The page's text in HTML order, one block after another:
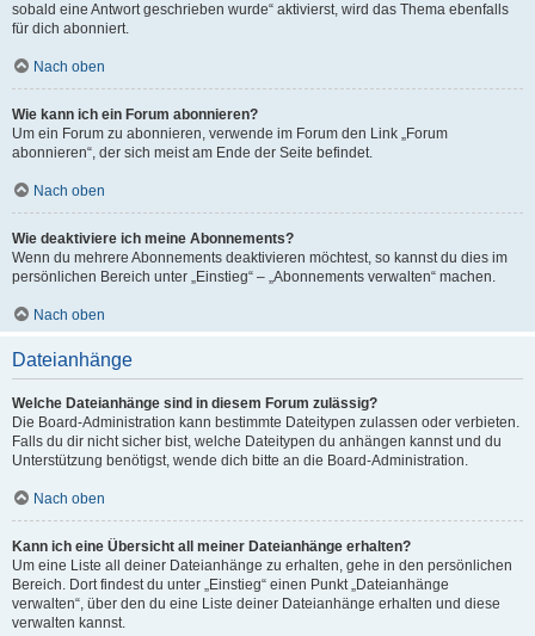
sobald eine Antwort geschrieben wurde“ aktivierst, wird das Thema ebenfalls
für dich abonniert.
Nach oben
Wie kann ich ein Forum abonnieren?
Um ein Forum zu abonnieren, verwende im Forum den Link „Forum
abonnieren“, der sich meist am Ende der Seite befindet.
Nach oben
Wie deaktiviere ich meine Abonnements?
Wenn du mehrere Abonnements deaktivieren möchtest, so kannst du dies im
persönlichen Bereich unter „Einstieg“ – „Abonnements verwalten“ machen.
Nach oben
Dateianhänge
Welche Dateianhänge sind in diesem Forum zulässig?
Die Board-Administration kann bestimmte Dateitypen zulassen oder verbieten.
Falls du dir nicht sicher bist, welche Dateitypen du anhängen kannst und du
Unterstützung benötigst, wende dich bitte an die Board-Administration.
Nach oben
Kann ich eine Übersicht all meiner Dateianhänge erhalten?
Um eine Liste all deiner Dateianhänge zu erhalten, gehe in den persönlichen
Bereich. Dort findest du unter „Einstieg“ einen Punkt „Dateianhänge
verwalten“, über den du eine Liste deiner Dateianhänge erhalten und diese
verwalten kannst.